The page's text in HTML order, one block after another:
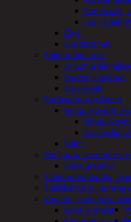
Kemikaalit,
Lasi ja
Öljyt
Suodattimet
Pakoputken osat
Laipat ja
Putket ja kulmat
Tarvikkeet
Perävaunutarvikkeet
Hinausköydet,
Valot
Rengas ja -
Pukit ja tunkit
Sähköpotkulaudat,
Tukkikärryt ja
Veneet ja
Airot ja melat